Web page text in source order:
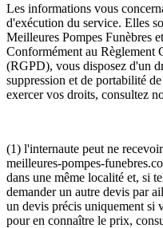
Les informations vous
d'exécution du service. Elles
Meilleures Pompes Funèbres
Conformément au Règlement
(RGPD), vous disposez d'un
suppression et de portabilité
exercer vos droits, consultez
(1) l'internaute peut ne
meilleures-pompes-
dans une même localité et, si
demander un autre devis par
un devis précis uniquement si
pour en connaître le prix,